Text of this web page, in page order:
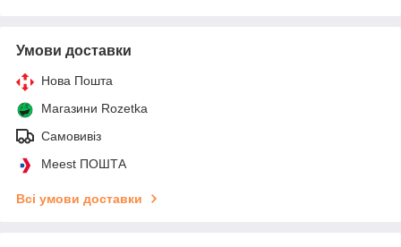
Умови доставки
Нова Пошта
Магазини Rozetka
Самовивіз
Meest ПОШТА
Всі умови доставки